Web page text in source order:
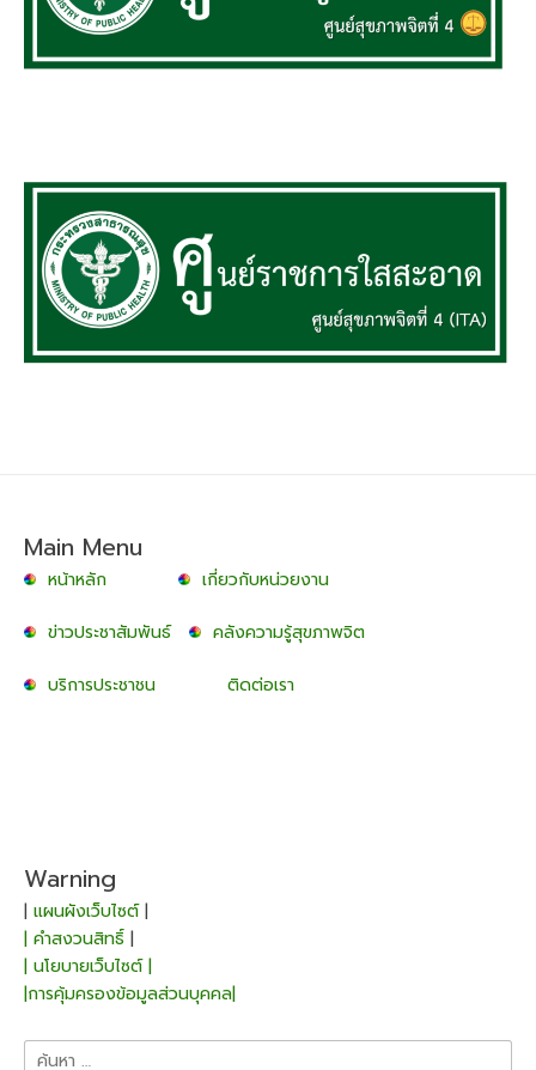
Main Menu
หน้าหลัก เกี่ยวกับหน่วยงาน
ข่าวประชาสัมพันธ์ คลังความรู้สุขภาพจิต
บริการประชาชน ติดต่อเรา
Warning
| แผนผังเว็บไซต์|
| คำสงวนสิทธิ์ |
| นโยบายเว็บไซต์ |
|การคุ้มครองข้อมูลส่วนบุคคล|
ค้นหา